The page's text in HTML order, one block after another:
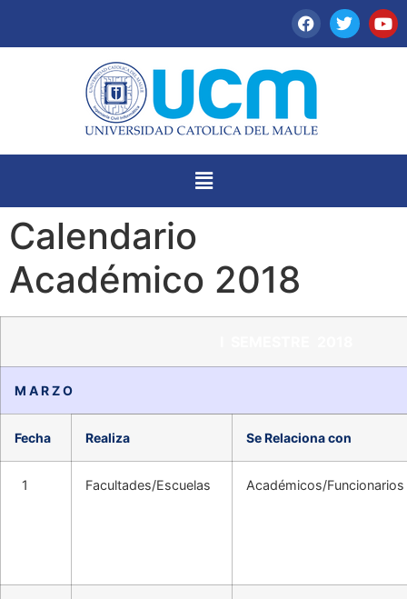
Calendario
Académico 2018
M A R Z O
Fecha Realiza Se Relaciona con
1 Facultades/Escuelas Académicos/Funcionarios